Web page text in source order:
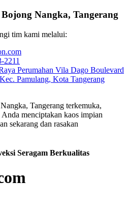
Nangka, Tangerang
tim kami melalui:
2211
Perumahan Vila Dago Boulevard
Pamulang, Kota Tangerang
Tangerang terkemuka,
menciptakan kaos impian
sekarang dan rasakan
Seragam Berkualitas